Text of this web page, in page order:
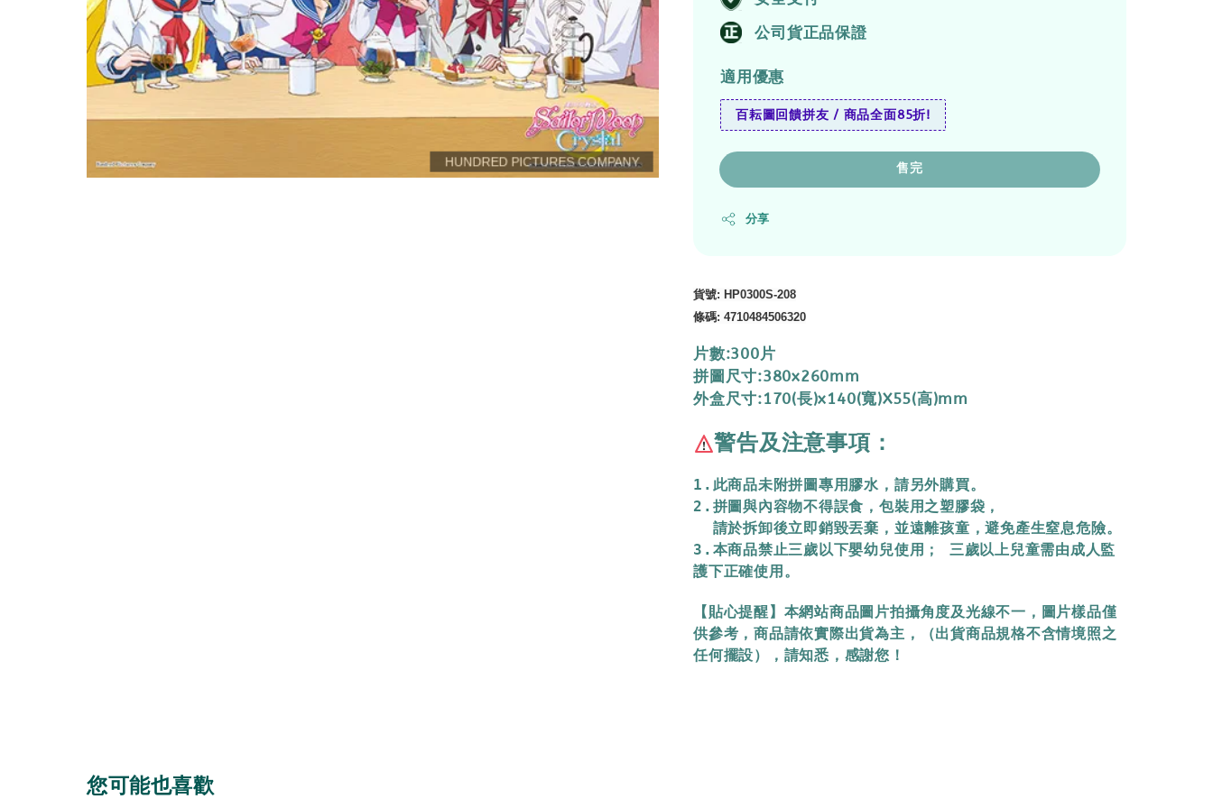
公司貨正品保證
適用優惠
百耘圖回饋拼友 / 商品全面85折!
售完
分享
貨號: HP0300S-208
條碼: 4710484506320
片數:300片
拼圖尺寸:380x260mm
外盒尺寸:170(長)x140(寬)X55(高)mm
警告及注意事項：
1.此商品未附拼圖專用膠水，請另外購買。
2.拼圖與內容物不得誤食，包裝用之塑膠袋，
  請於拆卸後立即銷毀丟棄，
並遠離孩童，避免產生窒息危險。
3.本商品禁止三歲以下嬰幼兒使用； 三歲以上兒童需由成人監
護下正確使用。
【貼心提醒】本網站商品圖片拍攝角度及光線不一，圖片樣品僅
供參考，商品請依實際出貨為主，（出貨商品規格不含情境照之
任何擺設），請知悉，感謝您！
您可能也喜歡